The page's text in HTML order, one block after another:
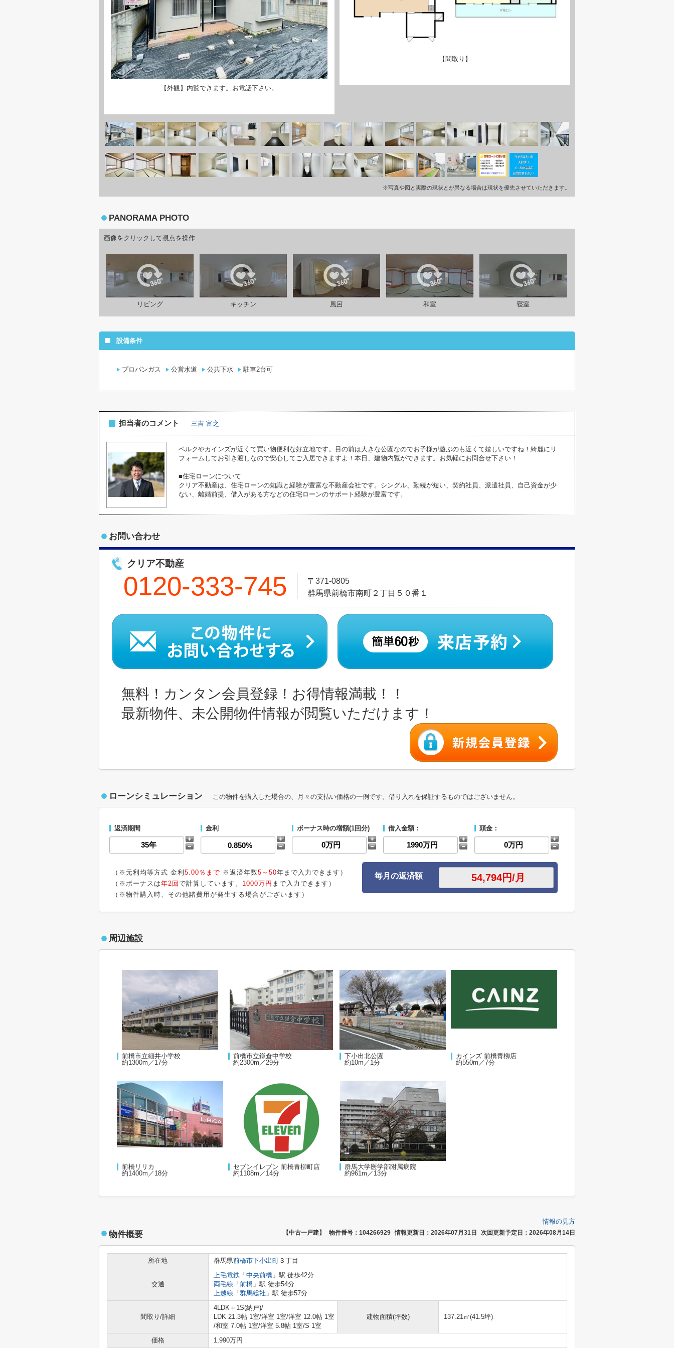
【外観】内覧できます。お電話下さい。
【間取り】
※写真や図と実際の現状とが異なる場合は現状を優先させていただきます。
PANORAMA PHOTO
画像をクリックして視点を操作
リビング キッチン 風呂 和室 寝室
設備条件
プロパンガス 公営水道 公共下水 駐車2台可
担当者のコメント 三吉 富之
ベルクやカインズが近くて買い物便利な好立地です。目の前は大きな公園なのでお子様が遊ぶのも近くて嬉しいですね！綺麗にリ
フォームしてお引き渡しなので安心してご入居できますよ！本日、建物内覧ができます。お気軽にお問合せ下さい！
■住宅ローンについて
クリア不動産は、住宅ローンの知識と経験が豊富な不動産会社です。シングル、勤続が短い、契約社員、派遣社員、自己資金が少
ない、離婚前提、借入がある方などの住宅ローンのサポート経験が豊富です。
お問い合わせ
クリア不動産
0120-333-745
〒371-0805
群馬県前橋市南町２丁目５０番１
無料！カンタン会員登録！お得情報満載！！
最新物件、未公開物件情報が閲覧いただけます！
ローンシミュレーション この物件を購入した場合の、月々の支払い価格の一例です。借り入れを保証するものではございません。
返済期間 金利 ボーナス時の増額(1回分) 借入金額： 頭金：
（※元利均等方式 金利 5.00％まで ※返済年数5～50年まで入力できます）
（※ボーナスは年2回 で計算しています。 1000万円 まで入力できます）
（※物件購入時、その他諸費用が発生する場合がございます）
毎月の返済額
周辺施設
前橋市立細井小学校
約1300m／17分
前橋市立鎌倉中学校
約2300m／29分
下小出北公園
約10m／1分
カインズ 前橋青柳店
約550m／7分
前橋リリカ
約1400m／18分
セブンイレブン 前橋青柳町店
約1108m／14分
群馬大学医学部附属病院
約961m／13分
情報の見方
物件概要 【中古一戸建】 物件番号：104266929 情報更新日：2026年07月31日 次回更新予定日：2026年08月14日
所在地 群馬県前橋市下小出町 ３丁目
交通
上毛電鉄 「 中央前橋 」駅 徒歩42分
両毛線 「 前橋 」駅 徒歩54分
上越線 「 群馬総社 」駅 徒歩57分
間取り/詳細
4LDK＋1S(納戸)/
LDK 21.3帖 1室/洋室 1室/洋室 12.0帖 1室
/和室 7.0帖 1室/洋室 5.8帖 1室/S 1室
建物面積(坪数) 137.21㎡(41.5坪)
価格 1,990万円